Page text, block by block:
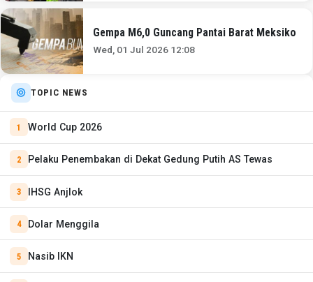
Gempa M6,0 Guncang Pantai Barat Meksiko
Wed, 01 Jul 2026 12:08
TOPIC NEWS
World Cup 2026
Pelaku Penembakan di Dekat Gedung Putih AS Tewas
IHSG Anjlok
Dolar Menggila
Nasib IKN